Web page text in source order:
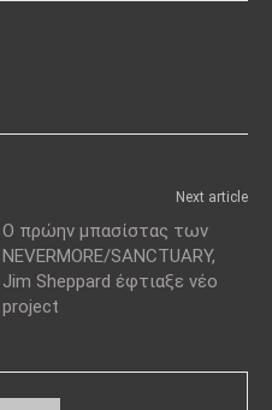
Next article
Ο πρώην μπασίστας των
NEVERMORE/SANCTUARY,
Jim Sheppard έφτιαξε νέο
project